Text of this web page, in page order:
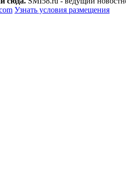
Узнать условия размещения